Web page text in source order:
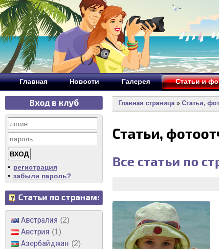
Главная Новости Галерея Статьи и
Вход в клуб
• регистрация
• забыли пароль?
Статьи по странам:
Австралия 2
Австрия 1
Азербайджан 2
Главная страница» Статьи,
Статьи,
Все статьи по